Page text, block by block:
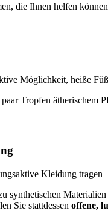
die Ihnen helfen
Möglichkeit, heiße
Tropfen ätherischem
Kleidung tragen
synthetischen
Sie stattdessen offene,